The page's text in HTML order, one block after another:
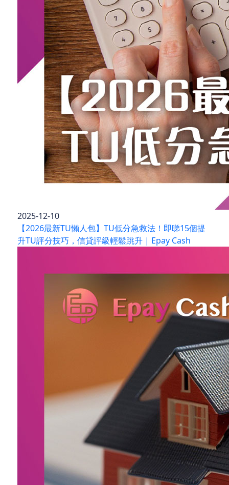
2025-12-10
【2026最新TU懶人包】TU低分急救法！即睇15個提
升TU評分技巧，信貸評級輕鬆跳升 | Epay Cash